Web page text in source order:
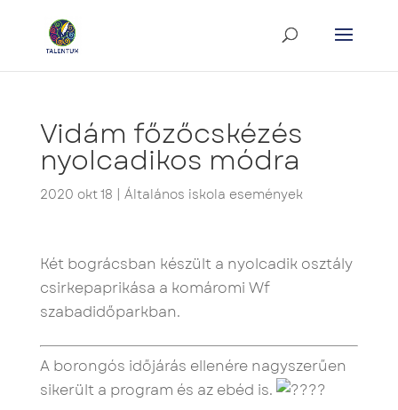
Vidám főzőcskézés
nyolcadikos módra
2020 okt 18 Általános iskola események
Két bográcsban készült a nyolcadik osztály
csirkepaprikása a komáromi Wf
szabadidőparkban.
A borongós időjárás ellenére nagyszerűen
sikerült a program és az ebéd is.